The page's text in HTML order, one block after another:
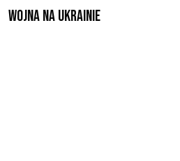
Wojna na Ukrainie